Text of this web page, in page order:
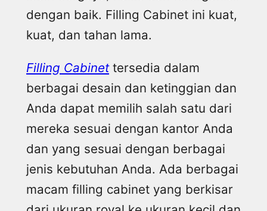
dengan baik. Filling Cabinet ini kuat,
kuat, dan tahan lama.
Filling Cabinettersedia dalam
berbagai desain dan ketinggian dan
Anda dapat memilih salah satu dari
mereka sesuai dengan kantor Anda
dan yang sesuai dengan berbagai
jenis kebutuhan Anda. Ada berbagai
macam filling cabinet yang berkisar